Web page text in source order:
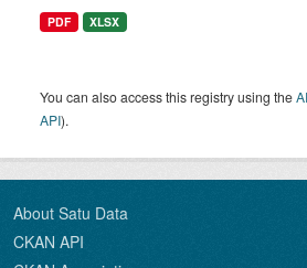
PDF XLSX
You can also access this registry using the
API).
About Satu Data
CKAN API